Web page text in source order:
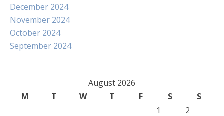
December 2024
November 2024
October 2024
September 2024
August 2026
M
T W T F S
S
1
2